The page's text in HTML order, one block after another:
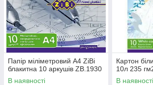
Папір міліметровий А4 ZiBi
блакитна 10 аркушів ZB.1930
В наявності
Картон
10л 235
В наявності